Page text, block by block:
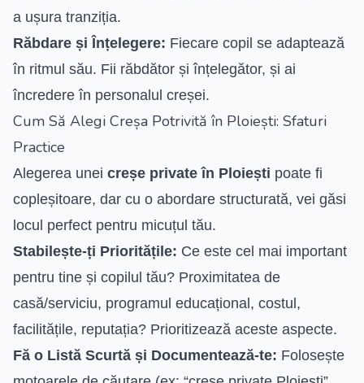
a ușura tranziția.
Răbdare și Înțelegere: Fiecare copil se adaptează
în ritmul său. Fii răbdător și înțelegător, și ai
încredere în personalul creșei.
Cum Să Alegi Creșa Potrivită în Ploiești: Sfaturi
Practice
Alegerea unei creșe private în Ploiești poate fi
copleșitoare, dar cu o abordare structurată, vei găsi
locul perfect pentru micuțul tău.
Stabilește-ți Prioritățile: Ce este cel mai important
pentru tine și copilul tău? Proximitatea de
casă/serviciu, programul educațional, costul,
facilitățile, reputația? Prioritizează aceste aspecte.
Fă o Listă Scurtă și Documentează-te: Folosește